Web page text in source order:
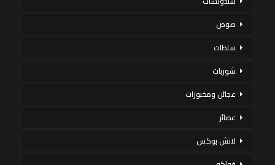
صوص
سلطات
شوربات
عجائن ومخبوزات
عصائر
لانش بوكس